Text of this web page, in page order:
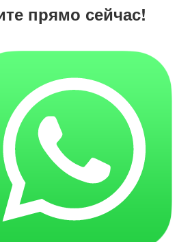
прямо сейчас!